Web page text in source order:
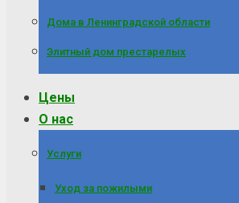
Дома в Ленинградской области
Элитный дом престарелых
Цены
О нас
Услуги
Уход за пожилыми